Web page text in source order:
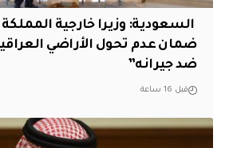
السعودية: وزيرا خارجية المملكة
ضمان عدم تحول الأراضي
ضد جيرانه”
قبل 16 ساعة